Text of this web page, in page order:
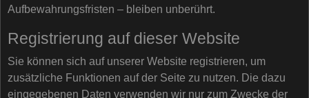
Aufbewahrungsfristen – bleiben unberührt.
Registrierung auf dieser Website
Sie können sich auf unserer Website registrieren, um
zusätzliche Funktionen auf der Seite zu nutzen. Die dazu
eingegebenen Daten verwenden wir nur zum Zwecke der